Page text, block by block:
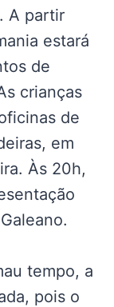
A partir
estará
de
crianças
de
em
Às 20h,
tempo, a
pois o